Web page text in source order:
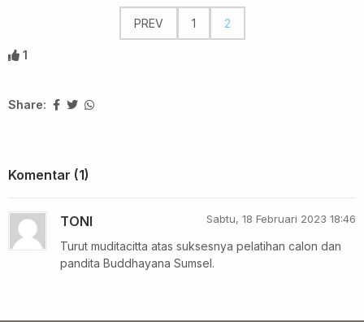
PREV 1 2
1
Share:
Komentar (1)
TONI Sabtu, 18 Februari 2023 18:46
Turut muditacitta atas suksesnya pelatihan calon dan
pandita Buddhayana Sumsel.